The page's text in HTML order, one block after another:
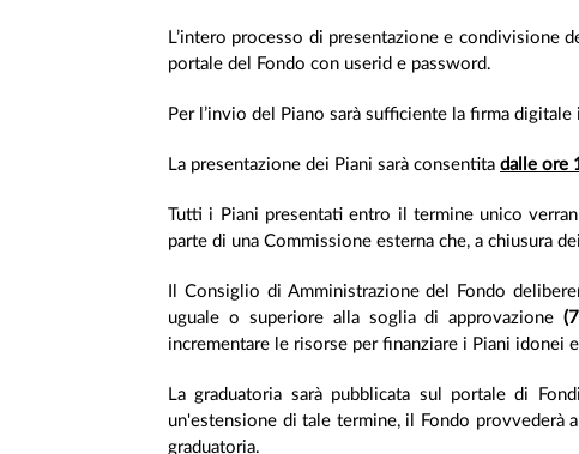
L’intero processo di presentazione e condivisione
portale del Fondo con userid e password.
Per l’invio del Piano sarà sufficiente la firma
La presentazione dei Piani sarà consentita dalle ore
Tutti i Piani presentati entro il termine unico
parte di una Commissione esterna che, a chiusura
Il Consiglio di Amministrazione del Fondo
uguale o superiore alla soglia di approvazione
incrementare le risorse per finanziare i Piani idonei
La graduatoria sarà pubblicata sul portale di
un'estensione di tale termine, il Fondo provvederà
graduatoria.